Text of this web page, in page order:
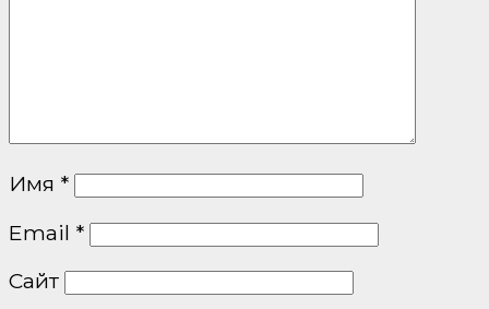
Имя *
Email *
Сайт